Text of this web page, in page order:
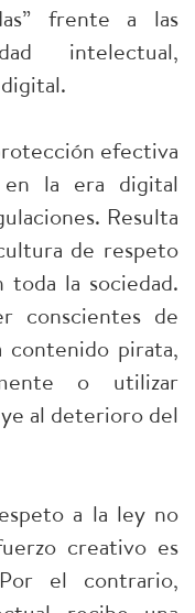
frente a las
intelectual,
efectiva
la era digital
Resulta
de respeto
la sociedad.
conscientes de
contenido pirata,
o utilizar
al deterioro del
a la ley no
creativo es
el contrario,